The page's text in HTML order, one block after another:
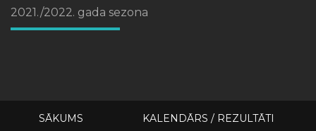
2021./2022. gada sezona
SĀKUMS KALENDĀRS / REZULTĀTI